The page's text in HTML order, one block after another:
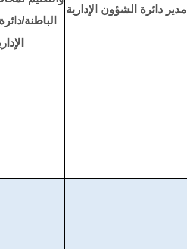
مدير دائرة الشؤون الإدارية
الباطنة/